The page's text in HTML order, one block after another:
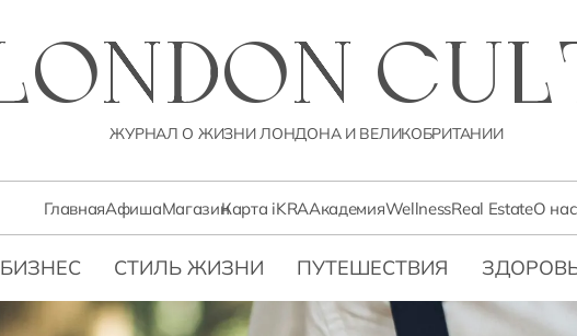
LONDON
ЖУРНАЛ О ЖИЗНИ ЛОНДОНА И ВЕЛИКОБРИТАНИИ
ГлавнаяАфишаМагазинКарта iKRAАкадемияWellnessReal EstateО нас
БИЗНЕС СТИЛЬ ЖИЗНИ ПУТЕШЕСТВИЯ